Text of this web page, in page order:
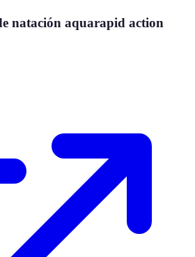
natación aquarapid action